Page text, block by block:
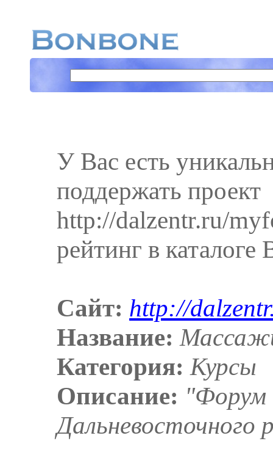
У Вас есть
поддержать проект
http://dalzentr.ru/
рейтинг в каталоге
Сайт: http://
Название:
Категория: Курсы
Описание: "Форум
Дальневосточного